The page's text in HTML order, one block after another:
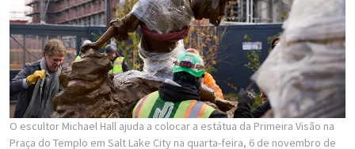
O escultor Michael Hall ajuda a colocar a estátua da Primeira Visão na
Praça do Templo em Salt Lake City na quarta-feira, 6 de novembro de